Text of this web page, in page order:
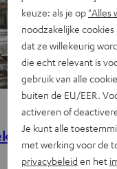
kopen
Inside
Uit het
graden
keuze: als je op "Alles
noodzakelijke
dat ze willekeurig
die echt relevant is
gebruik van alle
buiten de EU/EER.
activeren of
Je kunt alle
met werking voor de
privacybeleid en het